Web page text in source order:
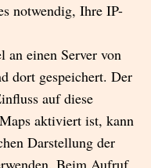
notwendig, Ihre IP-
an einen Server von
dort gespeichert. Der
auf diese
aktiviert ist, kann
Darstellung der